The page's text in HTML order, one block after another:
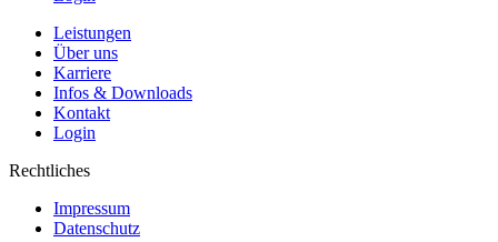
Leistungen
Über uns
Karriere
Infos & Downloads
Kontakt
Login
Rechtliches
Impressum
Datenschutz